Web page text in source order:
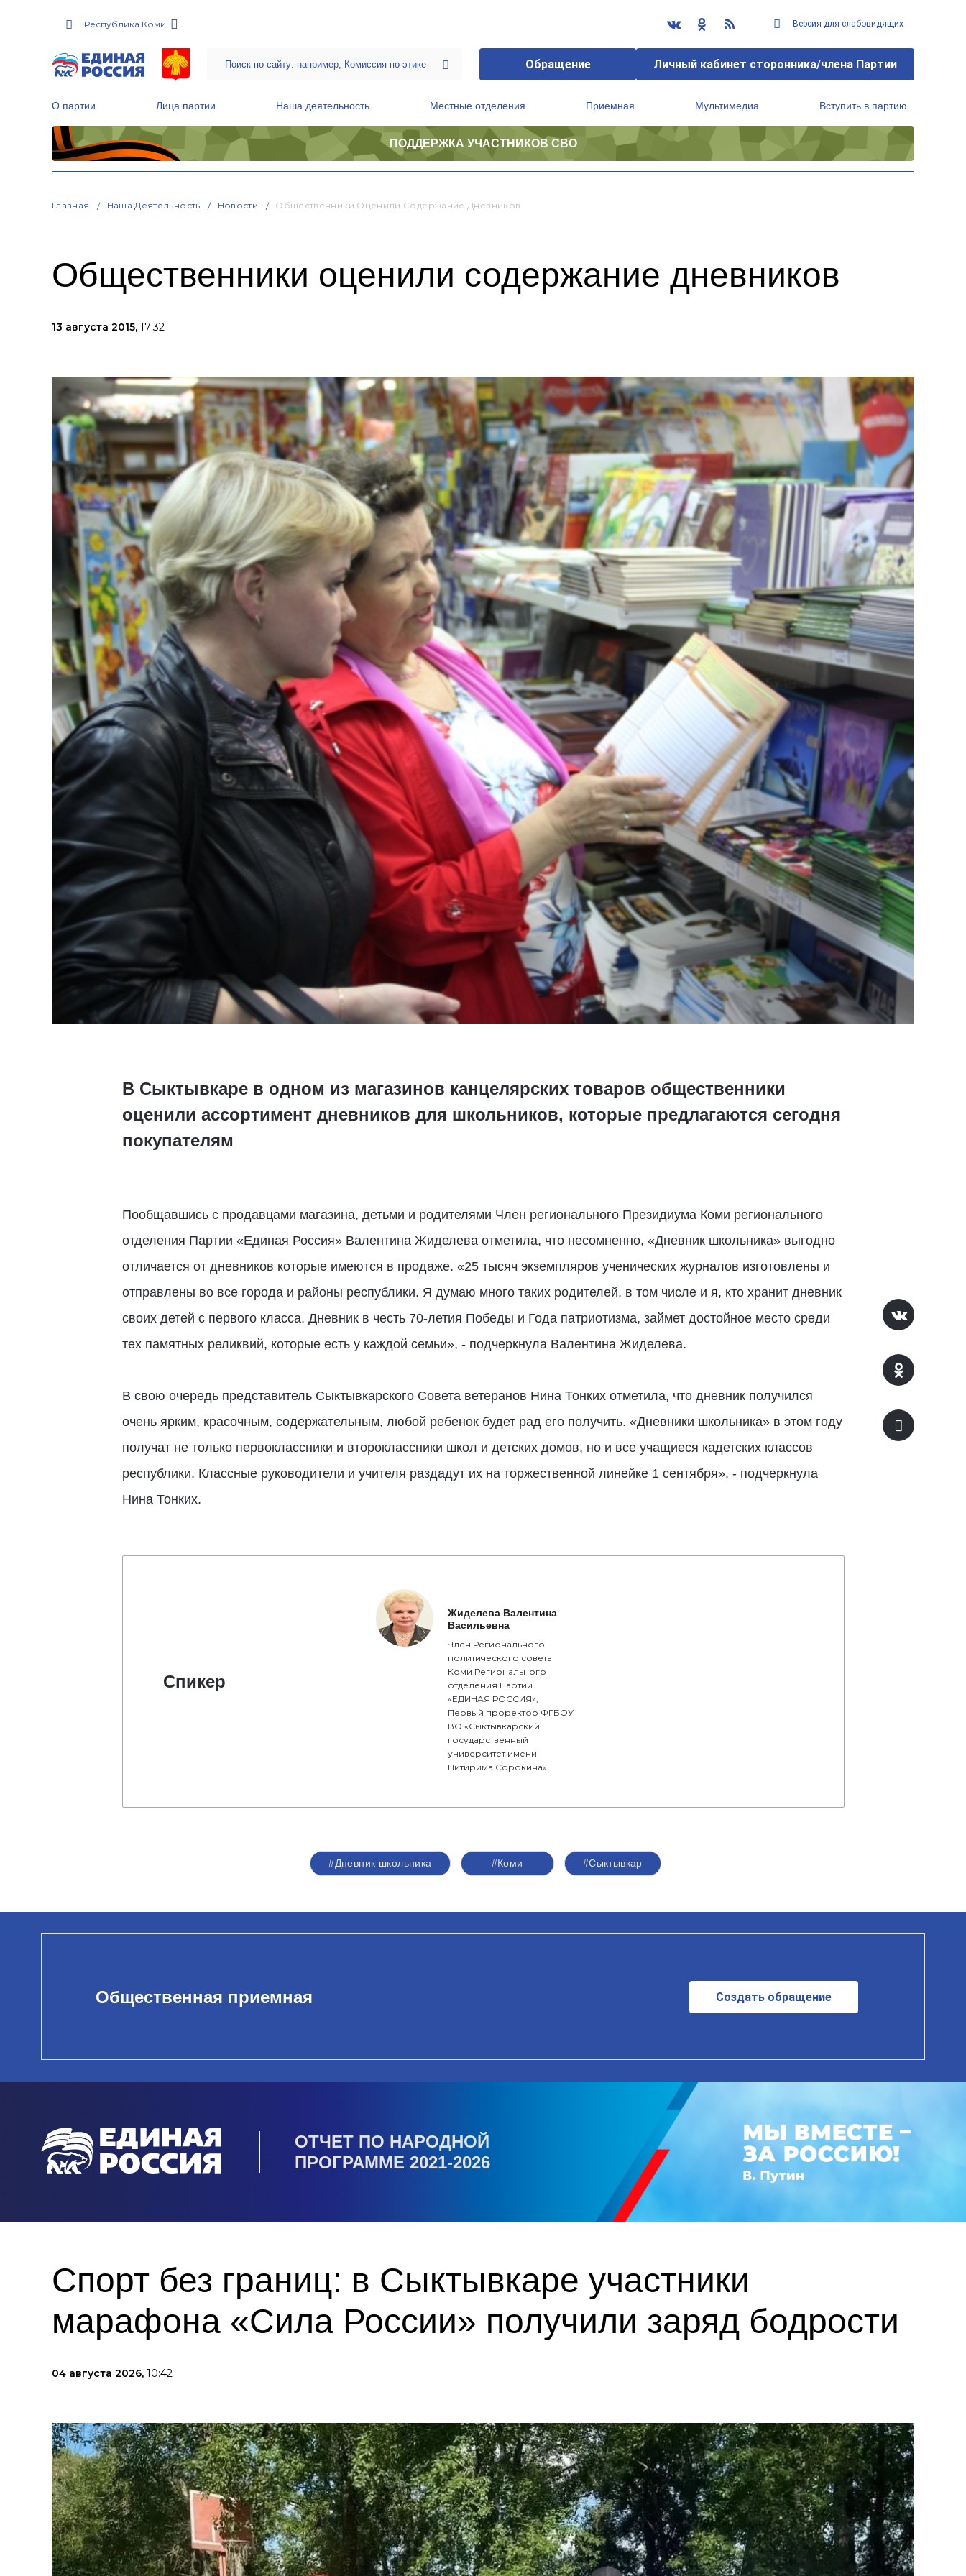
Республика Коми Версия для слабовидящих
Обращение Личный кабинет сторонника/члена Партии
О партии Лица партии Наша деятельность Местные отделения Приемная Мультимедиа Вступить в партию
ПОДДЕРЖКА УЧАСТНИКОВ СВО
Главная Наша Деятельность Новости Общественники Оценили Содержание Дневников
Общественники оценили содержание дневников
13 августа 2015, 17:32
В Сыктывкаре в одном из магазинов канцелярских товаров общественники
оценили ассортимент дневников для школьников, которые предлагаются сегодня
покупателям
Пообщавшись с продавцами магазина, детьми и родителями Член регионального Президиума Коми регионального
отделения Партии «Единая Россия» Валентина Жиделева отметила, что несомненно, «Дневник школьника» выгодно
отличается от дневников которые имеются в продаже. «25 тысяч экземпляров ученических журналов изготовлены и
отправлены во все города и районы республики. Я думаю много таких родителей, в том числе и я, кто хранит дневник
своих детей с первого класса. Дневник в честь 70-летия Победы и Года патриотизма, займет достойное место среди
тех памятных реликвий, которые есть у каждой семьи», - подчеркнула Валентина Жиделева.
В свою очередь представитель Сыктывкарского Совета ветеранов Нина Тонких отметила, что дневник получился
очень ярким, красочным, содержательным, любой ребенок будет рад его получить. «Дневники школьника» в этом году
получат не только первоклассники и второклассники школ и детских домов, но и все учащиеся кадетских классов
республики. Классные руководители и учителя раздадут их на торжественной линейке 1 сентября», - подчеркнула
Нина Тонких.
Спикер
Жиделева Валентина
Васильевна
Член Регионального
политического совета
Коми Регионального
отделения Партии
«ЕДИНАЯ РОССИЯ»,
Первый проректор ФГБОУ
ВО «Сыктывкарский
государственный
университет имени
Питирима Сорокина»
#Дневник школьника #Коми #Сыктывкар
Общественная приемная Создать обращение
ОТЧЕТ ПО НАРОДНОЙ
ПРОГРАММЕ 2021-2026
Спорт без границ: в Сыктывкаре участники
марафона «Сила России» получили заряд бодрости
04 августа 2026, 10:42